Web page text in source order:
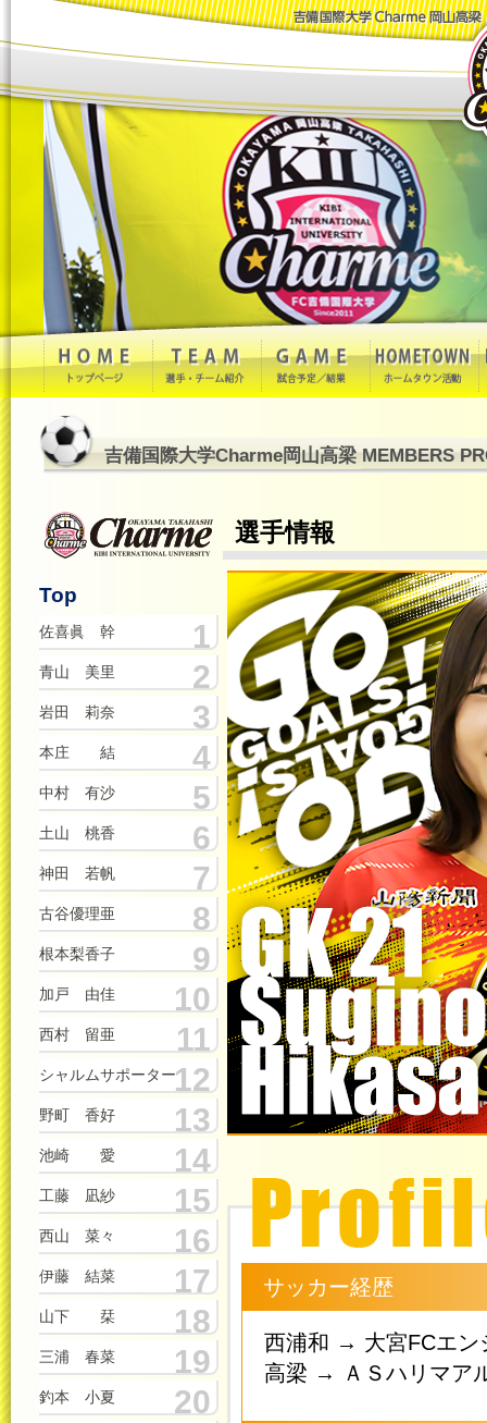
吉備国際大学Charme岡山高梁 MEMBERS
選手情報
Top
佐喜眞 幹 1
青山 美里 2
岩田 莉奈 3
本庄 結 4
中村 有沙 5
土山 桃香 6
神田 若帆 7
古谷優理亜 8
根本梨香子 9
加戸 由佳 10
西村 留亜 11
シャルムサポーター12
野町 香好 13
池崎 愛 14
工藤 凪紗 15
西山 菜々 16
伊藤 結菜 17
山下 栞 18
三浦 春菜 19
釣本 小夏 20
サッカー経歴
西浦和 → 大宮FCエ
高梁 → ＡＳハリマア